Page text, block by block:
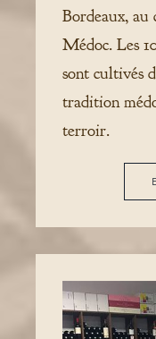
Bordeaux,
Médoc. Les
sont cultivés
tradition
terroir.